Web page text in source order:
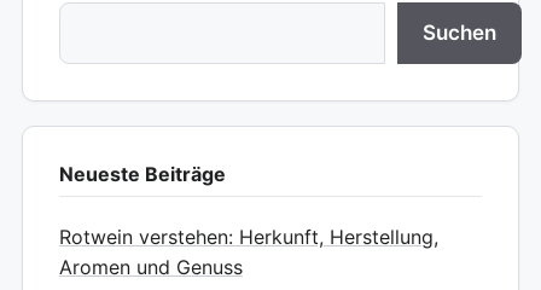
Suchen
Neueste Beiträge
Rotwein verstehen: Herkunft, Herstellung,
Aromen und Genuss